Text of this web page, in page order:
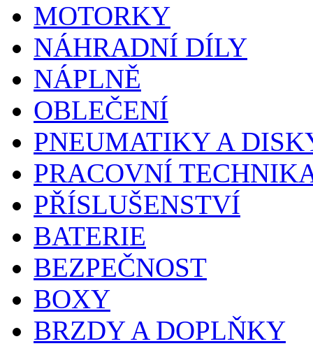
MOTORKY
NÁHRADNÍ DÍLY
NÁPLNĚ
OBLEČENÍ
PNEUMATIKY A
PRACOVNÍ
PŘÍSLUŠENSTVÍ
BATERIE
BEZPEČNOST
BOXY
BRZDY A DOPLŇKY